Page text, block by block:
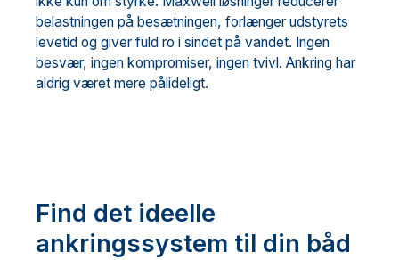
belastningen på besætningen, forlænger udstyrets
levetid og giver fuld ro i sindet på vandet. Ingen
besvær, ingen kompromiser, ingen tvivl. Ankring har
aldrig været mere pålideligt.
Find det ideelle
ankringssystem til din båd